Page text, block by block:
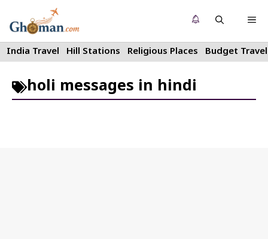
to
content
India Travel Hill Stations Religious Places Budget Travel
holi messages in hindi